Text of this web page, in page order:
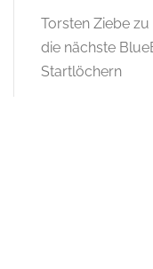
Torsten Ziebe zu
die nächste
Startlöchern